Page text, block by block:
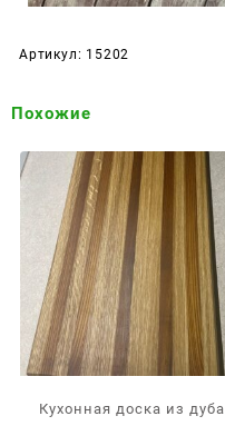
Артикул: 15202
Похожие
Кухонная доска из дуба